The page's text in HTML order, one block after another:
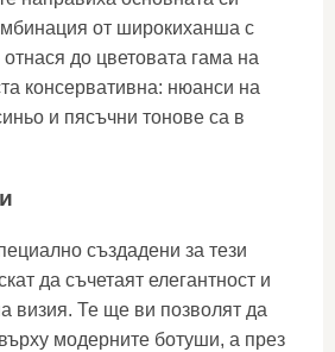
от широкиханша с
до цветовата гама на
консервативна: нюанси на
и пясъчни тонове са в
създадени за тези
да съчетаят елегантност и
визия. Те ще ви позволят да
модерните ботуши, а през